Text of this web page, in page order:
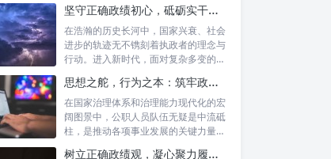
坚守正确政绩初心，砥砺实干担当精神：新时代高质量发展的核心引擎
在浩瀚的历史长河中，国家兴衰、社会
进步的轨迹无不镌刻着执政者的理念与
行动。进入新时代，面对复杂多变的国
思想之舵，行为之本：筑牢政绩观根基，永葆公职人员本色
在国家治理体系和治理能力现代化的宏
阔图景中，公职人员队伍无疑是中流砥
柱，是推动各项事业发展的关键力量。
树立正确政绩观，凝心聚力履职尽责：新时代下的治理智慧与实践路径